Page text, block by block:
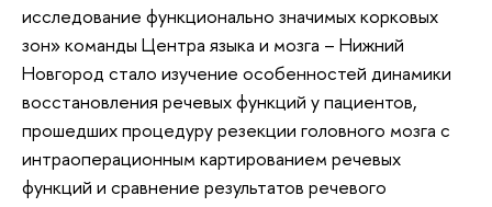
исследование функционально значимых корковых
зон» команды Центра языка и мозга – Нижний
Новгород стало изучение особенностей динамики
восстановления речевых функций у пациентов,
прошедших процедуру резекции головного мозга с
интраоперационным картированием речевых
функций и сравнение результатов речевого